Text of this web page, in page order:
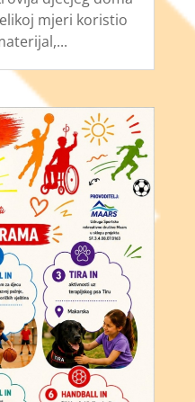
mjeri koristio